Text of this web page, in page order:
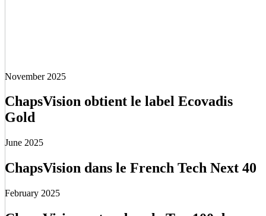
November 2025
ChapsVision obtient le label Ecovadis
Gold
June 2025
ChapsVision dans le French Tech Next 40
February 2025